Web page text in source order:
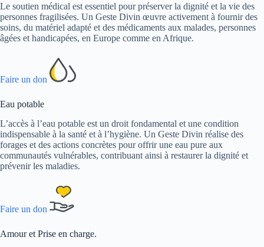
Le soutien médical est essentiel pour préserver la dignité et la vie des
personnes fragilisées. Un Geste Divin œuvre activement à fournir des
soins, du matériel adapté et des médicaments aux malades, personnes
âgées et handicapées, en Europe comme en Afrique.
Faire un don
Eau potable
L’accès à l’eau potable est un droit fondamental et une condition
indispensable à la santé et à l’hygiène. Un Geste Divin réalise des
forages et des actions concrètes pour offrir une eau pure aux
communautés vulnérables, contribuant ainsi à restaurer la dignité et
prévenir les maladies.
Faire un don
Amour et Prise en charge.